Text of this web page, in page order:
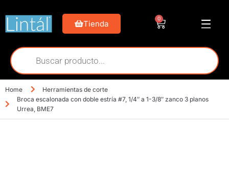
Tienda
0
Home
Herramientas de corte
Broca escalonada con doble estría #7, 1/4″ a 1-3/8″ zanco 3 planos
Urrea, BME7